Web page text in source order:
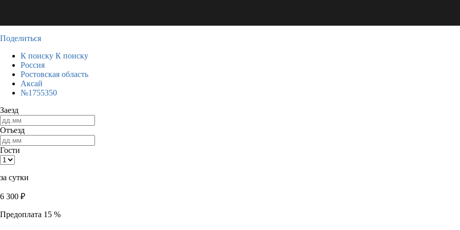
Поделиться
К поиску К поиску
Россия
Ростовская область
Аксай
№1755350
Заезд
Отъезд
Гости
за сутки
6 300 ₽
Предоплата 15 %